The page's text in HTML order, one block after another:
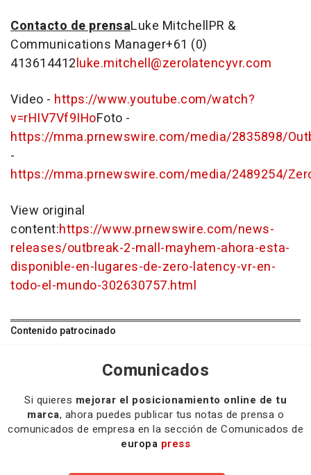
Contacto de prensaLuke MitchellPR &
Communications Manager+61 (0)
413614412luke.mitchell@zerolatencyvr.com
Video - https://www.youtube.com/watch?
v=rHIV7Vf9IHoFoto -
https://mma.prnewswire.com/media/2835898/
-
https://mma.prnewswire.com/media/2489254/
View original
content:https://www.prnewswire.com/news-
releases/outbreak-2-mall-mayhem-ahora-esta-
disponible-en-lugares-de-zero-latency-vr-en-
todo-el-mundo-302630757.html
Contenido patrocinado
Comunicados
Si quieres mejorar el posicionamiento online de tu
marca, ahora puedes publicar tus notas de prensa o
comunicados de empresa en la sección de Comunicados de
europa press